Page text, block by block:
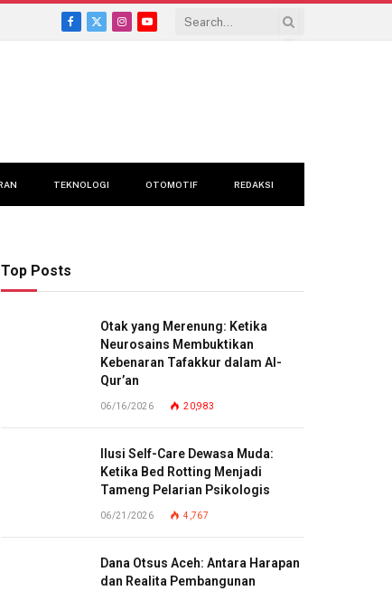
Facebook
X
InstagramYouTube
TEKNOLOGI OTOMOTIF REDAKSI
Top Posts
Otak yang Merenung: Ketika
Neurosains Membuktikan
Kebenaran Tafakkur dalam Al-
Qur’an
06/16/2026 20,983
Ilusi Self-Care Dewasa Muda:
Ketika Bed Rotting Menjadi
Tameng Pelarian Psikologis
06/21/2026 4,767
Dana Otsus Aceh: Antara Harapan
dan Realita Pembangunan